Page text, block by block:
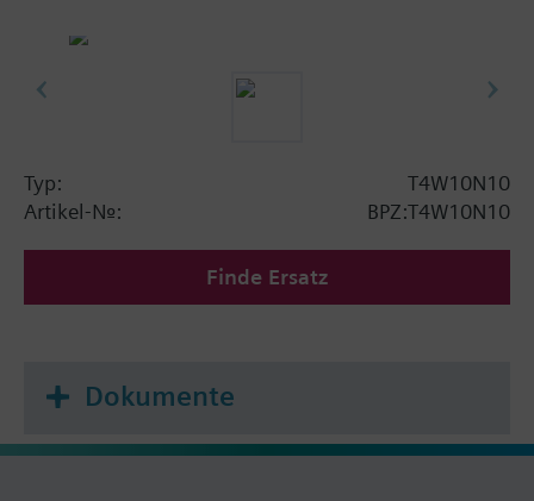
Typ:
T4W10N10
Artikel-Nr.:
BPZ:T4W10N10
Finde Ersatz
Dokumente